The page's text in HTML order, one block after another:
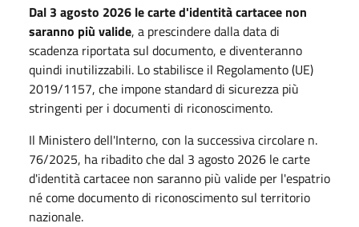
Dal 3 agosto 2026 le carte d'identità cartacee non
saranno più valide, a prescindere dalla data di
scadenza riportata sul documento, e diventeranno
quindi inutilizzabili. Lo stabilisce il Regolamento (UE)
2019/1157, che impone standard di sicurezza più
stringenti per i documenti di riconoscimento.
Il Ministero dell'Interno, con la successiva circolare n.
76/2025, ha ribadito che dal 3 agosto 2026 le carte
d'identità cartacee non saranno più valide per l'espatrio
né come documento di riconoscimento sul territorio
nazionale.